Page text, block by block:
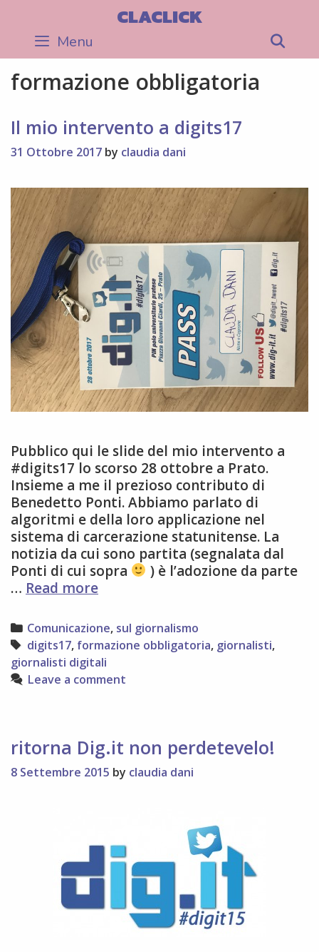
content
CLACLICK
Menu
formazione obbligatoria
Il mio intervento a digits17
31 Ottobre 2017 by claudia dani
Pubblico qui le slide del mio intervento a
#digits17 lo scorso 28 ottobre a Prato.
Insieme a me il prezioso contributo di
Benedetto Ponti. Abbiamo parlato di
algoritmi e della loro applicazione nel
sistema di carcerazione statunitense. La
notizia da cui sono partita (segnalata dal
Ponti di cui sopra
) è l’adozione da parte
… Read moreIl
intervento
a
digits17
Categories
Comunicazione, sul giornalismo
Tags
digits17, formazione obbligatoria, giornalisti,
giornalisti digitali
Leave a comment
ritorna Dig.it non perdetevelo!
8 Settembre 2015 by claudia dani